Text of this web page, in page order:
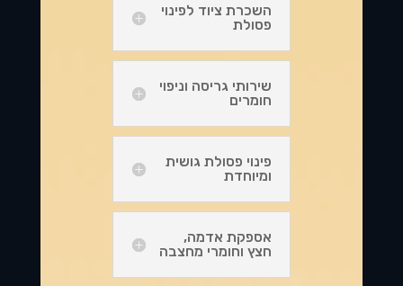
השכרת ציוד לפינוי
פסולת
שירותי גריסה וניפוי
חומרים
פינוי פסולת גושית
ומיוחדת
אספקת אדמה,
חצץ וחומרי מחצבה